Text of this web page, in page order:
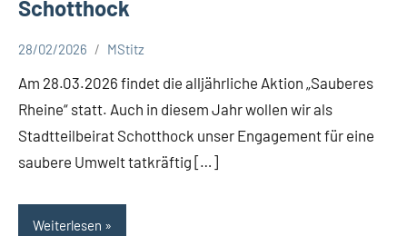
Schotthock
28/02/2026 MStitz
Am 28.03.2026 findet die alljährliche Aktion „Sauberes
Rheine“ statt. Auch in diesem Jahr wollen wir als
Stadtteilbeirat Schotthock unser Engagement für eine
saubere Umwelt tatkräftig […]
Weiterlesen